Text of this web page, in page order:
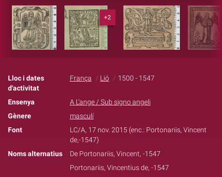
+2
Lloc i dates
d'activitat
França Lió 1500 - 1547
Ensenya
A L'ange / Sub signo angeli
Gènere
masculí
Font
LC/A, 17 nov. 2015 (enc.: Portonariis, Vincent
de,-1547)
Noms alternatius
De Portonariis, Vincent, -1547
Portonariis, Vincentius de, -1547